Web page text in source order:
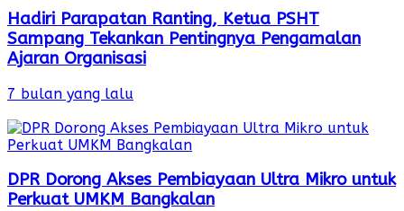
Hadiri Parapatan Ranting, Ketua PSHT
Sampang Tekankan Pentingnya Pengamalan
Ajaran Organisasi
7 bulan yang lalu
DPR Dorong Akses Pembiayaan Ultra Mikro untuk
Perkuat UMKM Bangkalan